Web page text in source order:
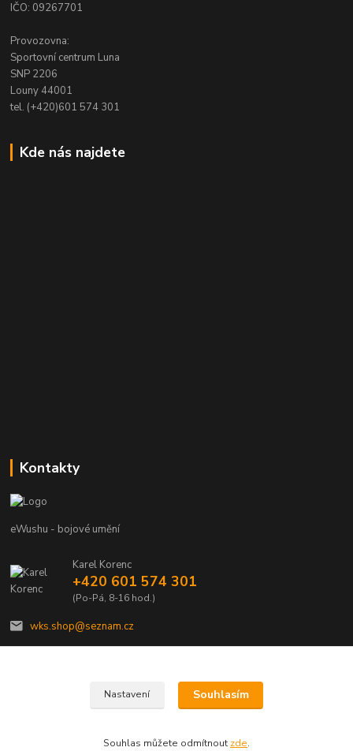
IČO: 09267701
Provozovna:
Sportovní centrum Luna
SNP 2206
Louny 44001
tel. (+420)601 574 301
Kde nás najdete
Kontakty
eWushu - bojové umění
Karel Korenc
+420 601 574 301
(Po-Pá, 8-16 hod.)
wks.shop@seznam.cz
© Copyright 2021 - Young shop s.r.o., Jaurisova 515/4, Michle, 140 00 Praha 4
Nastavení Souhlasím
Souhlas můžete odmítnout zde.